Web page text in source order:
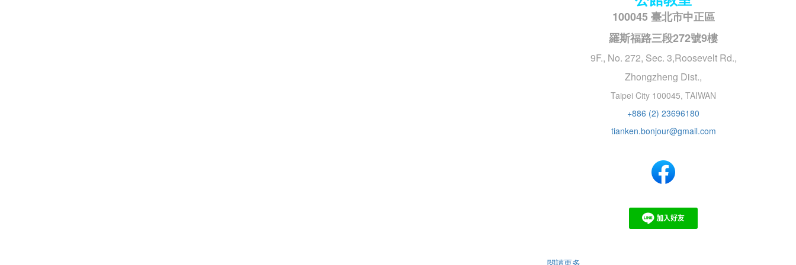
100045 臺北市中正區
羅斯福路三段272號9樓
9F., No. 272, Sec. 3,Roosevelt Rd.,
Zhongzheng Dist.,
Taipei City 100045, TAIWAN
+886 (2) 23696180
tianken.bonjour@gmail.com
閱讀更多